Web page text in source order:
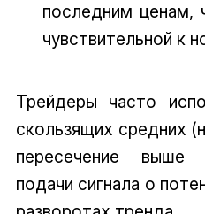
последним ценам,
чувствительной к
Трейдеры часто
скользящих средних
пересечение выше
подачи сигнала о